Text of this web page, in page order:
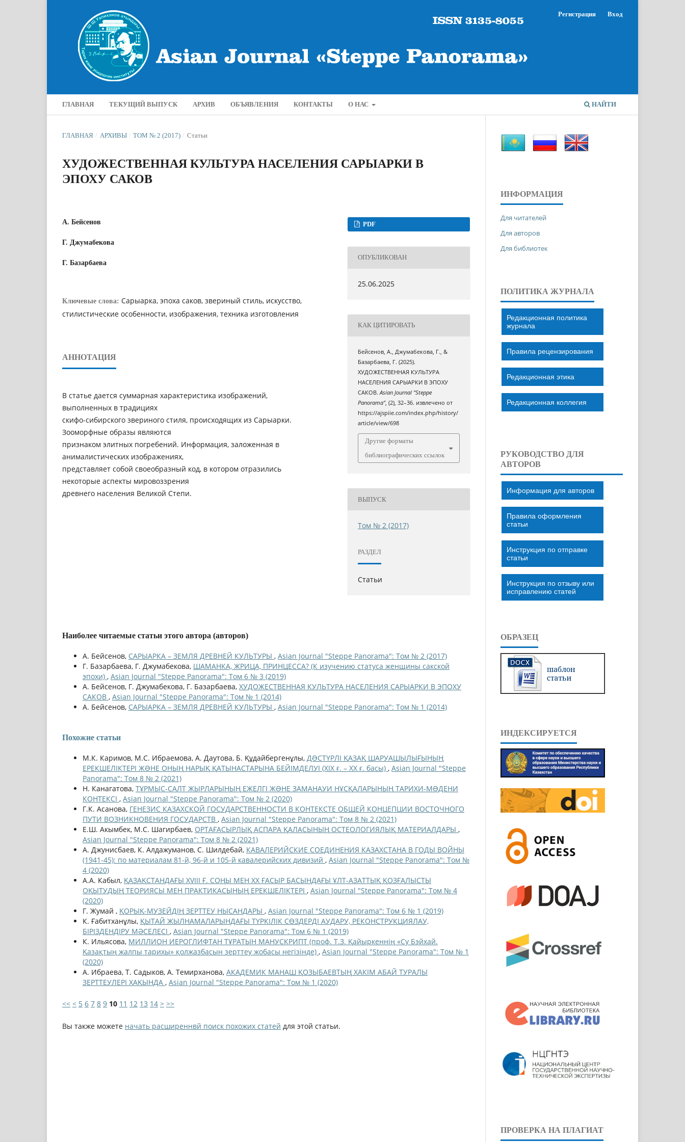
ГЛАВНАЯ ТЕКУЩИЙ ВЫПУСК АРХИВ ОБЪЯВЛЕНИЯ КОНТАКТЫ О НАС НАЙТИ
Регистрация Вход
ГЛАВНАЯ / АРХИВЫ / ТОМ № 2 (2017) / Статьи
ХУДОЖЕСТВЕННАЯ КУЛЬТУРА НАСЕЛЕНИЯ САРЫАРКИ В
ЭПОХУ САКОВ
А. Бейсенов
Г. Джумабекова
Г. Базарбаева
Ключевые слова: Сарыарка, эпоха саков, звериный стиль, искусство,
стилистические особенности, изображения, техника изготовления
АННОТАЦИЯ
В статье дается суммарная характеристика изображений,
выполненных в традициях
скифо-сибирского звериного стиля, происходящих из Сарыарки.
Зооморфные образы являются
признаком элитных погребений. Информация, заложенная в
анималистических изображениях,
представляет собой своеобразный код, в котором отразились
некоторые аспекты мировоззрения
древнего населения Великой Степи.
PDF
ОПУБЛИКОВАН
25.06.2025
КАК ЦИТИРОВАТЬ
Бейсенов, А., Джумабекова, Г., &
Базарбаева, Г. (2025).
ХУДОЖЕСТВЕННАЯ КУЛЬТУРА
НАСЕЛЕНИЯ САРЫАРКИ В ЭПОХУ
САКОВ.Asian Journal "Steppe
Panorama", (2), 32–36. извлечено от
https://ajspiie.com/index.php/history/
article/view/698
Другие форматы
библиографических ссылок
ВЫПУСК
Том № 2 (2017)
РАЗДЕЛ
Статьи
Наиболее читаемые статьи этого автора (авторов)
А. Бейсенов, САРЫАРКА – ЗЕМЛЯ ДРЕВНЕЙ КУЛЬТУРЫ , Asian Journal "Steppe Panorama": Том № 2 (2017)
Г. Базарбаева, Г. Джумабекова, ШАМАНКА, ЖРИЦА, ПРИНЦЕССА? (К изучению статуса женщины сакской
эпохи) , Asian Journal "Steppe Panorama": Том 6 № 3 (2019)
A. Бейсенов, Г. Джумабекова, Г. Базарбаева, ХУДОЖЕСТВЕННАЯ КУЛЬТУРА НАСЕЛЕНИЯ САРЫАРКИ В ЭПОХУ
САКОВ , Asian Journal "Steppe Panorama": Том № 1 (2014)
А. Бейсенов, САРЫАРКА – ЗЕМЛЯ ДРЕВНЕЙ КУЛЬТУРЫ , Asian Journal "Steppe Panorama": Том № 1 (2014)
Похожие статьи
М.К. Каримов, М.С. Ибраемова, А. Даутова, Б. Құдайбергенұлы, ДƏСТҮРЛІ ҚАЗАҚ ШАРУАШЫЛЫҒЫНЫҢ
ЕРЕКШЕЛІКТЕРІ ЖƏНЕ ОНЫҢ НАРЫҚ ҚАТЫНАСТАРЫНА БЕЙІМДЕЛУІ (ХІХ ғ. – ХХ ғ. басы) , Asian Journal "Steppe
Panorama": Том 8 № 2 (2021)
Н. Канагатова, ТҰРМЫС-САЛТ ЖЫРЛАРЫНЫҢ ЕЖЕЛГІ ЖƏНЕ ЗАМАНАУИ НҰСҚАЛАРЫНЫҢ ТАРИХИ-МƏДЕНИ
КОНТЕКСІ , Asian Journal "Steppe Panorama": Том № 2 (2020)
Г.К. Асанова, ГЕНЕЗИС КАЗАХСКОЙ ГОСУДАРСТВЕННОСТИ В КОНТЕКСТЕ ОБЩЕЙ КОНЦЕПЦИИ ВОСТОЧНОГО
ПУТИ ВОЗНИКНОВЕНИЯ ГОСУДАРСТВ , Asian Journal "Steppe Panorama": Том 8 № 2 (2021)
Е.Ш. Акымбек, М.С. Шагирбаев, ОРТАҒАСЫРЛЫҚ АСПАРА ҚАЛАСЫНЫҢ ОСТЕОЛОГИЯЛЫҚ МАТЕРИАЛДАРЫ ,
Asian Journal "Steppe Panorama": Том 8 № 2 (2021)
А. Джунисбаев, К. Алдажуманов, С. Шилдебай, КАВАЛЕРИЙСКИЕ СОЕДИНЕНИЯ КАЗАХСТАНА В ГОДЫ ВОЙНЫ
(1941-45): по материалам 81-й, 96-й и 105-й кавалерийских дивизий , Asian Journal "Steppe Panorama": Том №
4 (2020)
А.А. Кабыл, ҚАЗАҚСТАНДАҒЫ XVIII Ғ. СОҢЫ МЕН XX ҒАСЫР БАСЫНДАҒЫ ҰЛТ-АЗАТТЫҚ ҚОЗҒАЛЫСТЫ
ОҚЫТУДЫҢ ТЕОРИЯСЫ МЕН ПРАКТИКАСЫНЫҢ ЕРЕКШЕЛІКТЕРІ , Asian Journal "Steppe Panorama": Том № 4
(2020)
Г. Жумай , ҚОРЫҚ-МУЗЕЙДІҢ ЗЕРТТЕУ НЫСАНДАРЫ , Asian Journal "Steppe Panorama": Том 6 № 1 (2019)
К. Ғабитханұлы, ҚЫТАЙ ЖЫЛНАМАЛАРЫНДАҒЫ ТҮРКІЛІК СӨЗДЕРДІ АУДАРУ, РЕКОНСТРУКЦИЯЛАУ,
БІРІЗДЕНДІРУ МӘСЕЛЕСІ , Asian Journal "Steppe Panorama": Том 6 № 1 (2019)
К. Ильясова, МИЛЛИОН ИЕРОГЛИФТАН ТҰРАТЫН МАНУСКРИПТ (проф. Т.З. Қайыркеннің «Су Бэйхай.
Қазақтың жалпы тарихы» қолжазбасын зерттеу жобасы негізінде) , Asian Journal "Steppe Panorama": Том № 1
(2020)
А. Ибраева, Т. Садыков, А. Темирханова, АКАДЕМИК МАНАШ ҚОЗЫБАЕВТЫҢ ХАКІМ АБАЙ ТУРАЛЫ
ЗЕРТТЕУЛЕРІ ХАҚЫНДА , Asian Journal "Steppe Panorama": Том № 1 (2020)
<< < 5 6 7 8 9 10 11 12 13 14 > >>
Вы также можете начать расширеннвй поиск похожих статей для этой статьи.
ИНФОРМАЦИЯ
Для читателей
Для авторов
Для библиотек
ПОЛИТИКА ЖУРНАЛА
Редакционная политика
журнала
Правила рецензирования
Редакционная этика
Редакционная коллегия
РУКОВОДСТВО ДЛЯ
АВТОРОВ
Информация для авторов
Правила оформления
статьи
Инструкция по отправке
статьи
Инструкция по отзыву или
исправлению статей
ОБРАЗЕЦ
ИНДЕКСИРУЕТСЯ
ПРОВЕРКА НА ПЛАГИАТ